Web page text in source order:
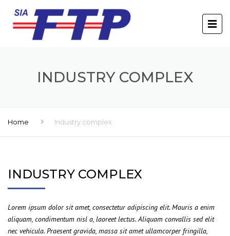
INDUSTRY COMPLEX
Home Industry complex
INDUSTRY COMPLEX
Lorem ipsum dolor sit amet, consectetur adipiscing elit. Mauris a enim
aliquam, condimentum nisl a, laoreet lectus. Aliquam convallis sed elit
nec vehicula. Praesent gravida, massa sit amet ullamcorper fringilla,